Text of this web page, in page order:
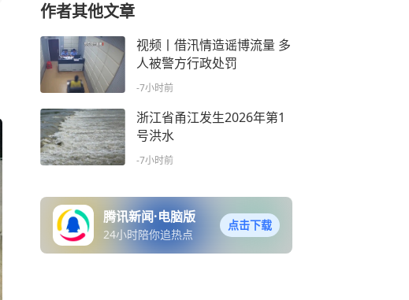
作者其他文章
视频丨借汛情造谣博流量 多
人被警方行政处罚
-7小时前
浙江省甬江发生2026年第1
号洪水
-7小时前
腾讯新闻·电脑版
24小时陪你追热点
点击下载